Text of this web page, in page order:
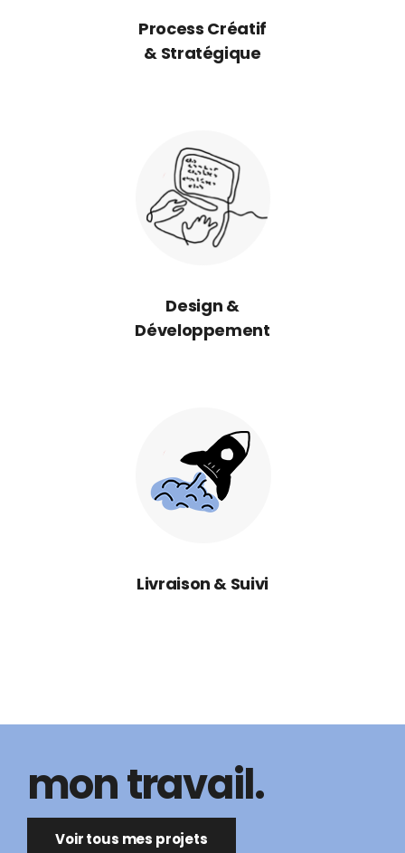
Process Créatif
& Stratégique
Design &
Développement
Livraison & Suivi
mon travail.
Voir tous mes projets